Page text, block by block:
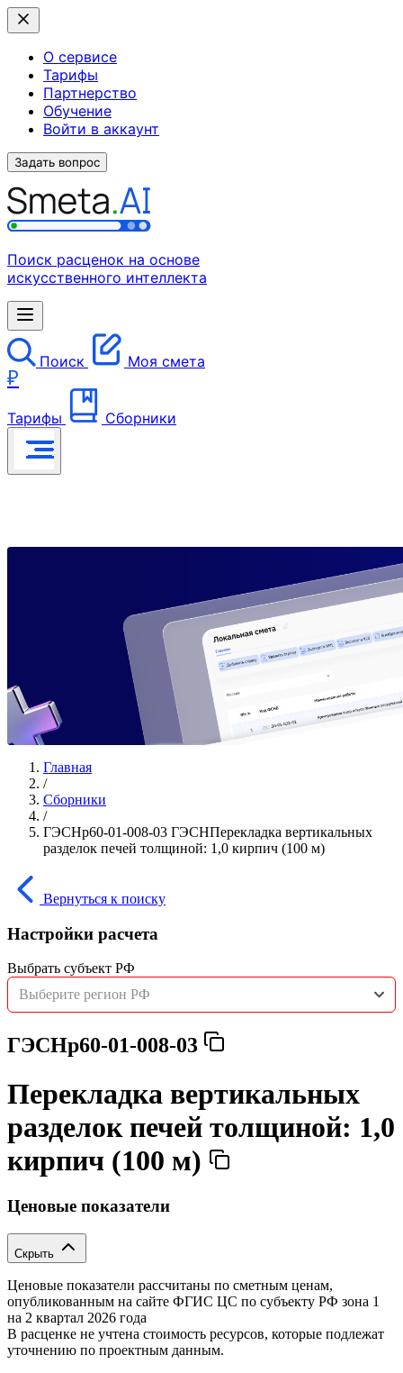
О сервисе
Тарифы
Партнерство
Обучение
Войти в аккаунт
Задать вопрос
Поиск расценок на основе
искусственного интеллекта
Поиск Моя смета
₽
Тарифы Сборники
Главная
/
Сборники
/
ГЭСНр60-01-008-03 ГЭСНПерекладка вертикальных
разделок печей толщиной: 1,0 кирпич (100 м)
Вернуться к поиску
Настройки расчета
Выбрать субъект РФ
Выберите регион РФ
ГЭСНр60-01-008-03
Перекладка вертикальных
разделок печей толщиной: 1,0
кирпич (100 м)
Ценовые показатели
Скрыть
Ценовые показатели рассчитаны по сметным ценам,
опубликованным на сайте ФГИС ЦС по субъекту РФ зона 1
на 2 квартал 2026 года
В расценке не учтена стоимость ресурсов, которые подлежат
уточнению по проектным данным.